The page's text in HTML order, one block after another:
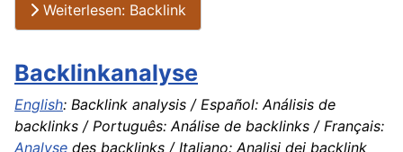
Weiterlesen: Backlink
Backlinkanalyse
English: Backlink analysis / Español: Análisis de
backlinks / Português: Análise de backlinks / Français:
Analyse des backlinks / Italiano: Analisi dei backlink